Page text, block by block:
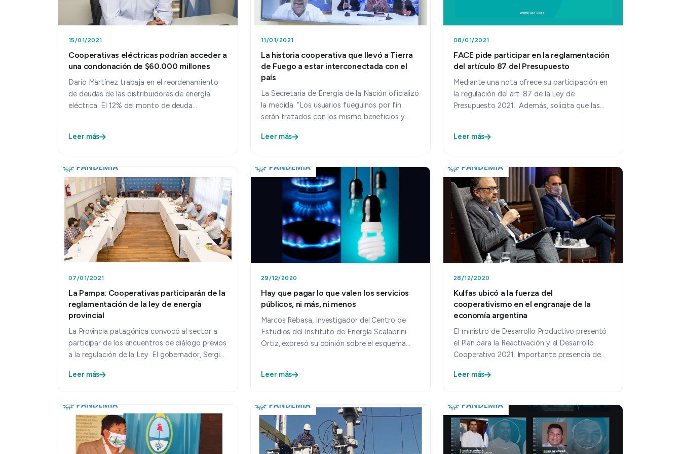
15/01/2021
Cooperativas eléctricas podrían acceder a
una condonación de $60.000 millones
Darío Martínez trabaja en el reordenamiento
de deudas de las distribuidoras de energía
eléctrica. El 12% del monto de deuda
Leer más
11/01/2021
La historia cooperativa que llevó a Tierra
de Fuego a estar interconectada con el
país
La Secretaria de Energía de la Nación oficializó
la medida. “Los usuarios fueguinos por fin
serán tratados con los mismo beneficios y
Leer más
08/01/2021
FACE pide participar en la reglamentación
del artículo 87 del Presupuesto
Mediante una nota ofrece su participación en
la regulación del art. 87 de la Ley de
Presupuesto 2021. Además, solicita que las
Leer más
07/01/2021
La Pampa: Cooperativas participarán de la
reglamentación de la ley de energía
provincial
La Provincia patagónica convocó al sector a
participar de los encuentros de diálogo previos
a la regulación de la Ley. El gobernador, Sergio
Leer más
29/12/2020
Hay que pagar lo que valen los servicios
públicos, ni más, ni menos
Marcos Rebasa, Investigador del Centro de
Estudios del Instituto de Energía Scalabrini
Ortiz, expresó su opinión sobre el esquema
Leer más
28/12/2020
Kulfas ubicó a la fuerza del
cooperativismo en el engranaje de la
economía argentina
El ministro de Desarrollo Productivo presentó
el Plan para la Reactivación y el Desarrollo
Cooperativo 2021. Importante presencia de
Leer más